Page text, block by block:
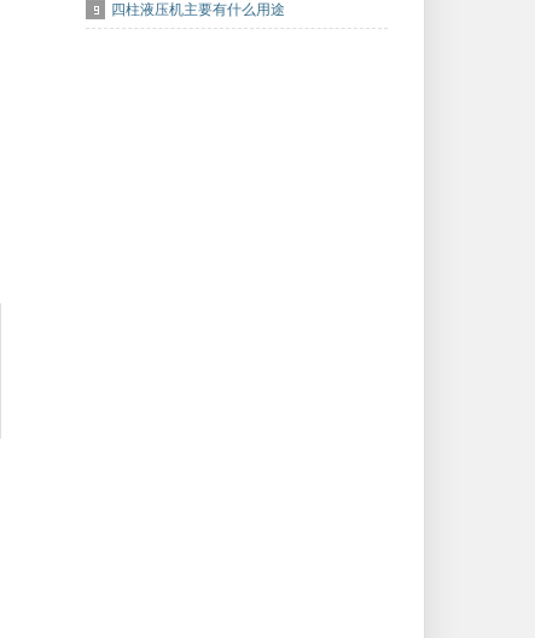
四柱液压机主要有什么用途